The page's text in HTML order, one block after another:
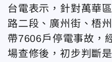
台電表示，針對萬華
路二段、廣州街、梧
帶7606戶停電事故，
場查修後，初步判斷